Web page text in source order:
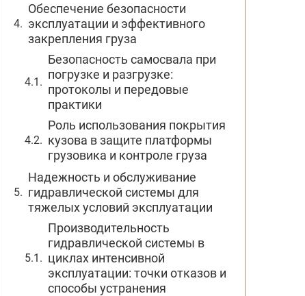
Обеспечение безопасности
эксплуатации и эффективного
закрепления груза
Безопасность самосвала при
погрузке и разгрузке:
протоколы и передовые
практики
Роль использования покрытия
кузова в защите платформы
грузовика и контроле груза
Надежность и обслуживание
гидравлической системы для
тяжелых условий эксплуатации
Производительность
гидравлической системы в
циклах интенсивной
эксплуатации: точки отказов и
способы устранения